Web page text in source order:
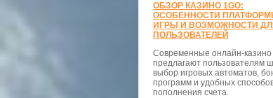
ОБЗОР КАЗИНО 1GO:
ОСОБЕННОСТИ
ИГРЫ И ВОЗМОЖНОСТИ
ПОЛЬЗОВАТЕЛЕЙ
Современные онлайн-казино
предлагают пользователям
выбор игровых автоматов,
программ и удобных
пополнения счета.